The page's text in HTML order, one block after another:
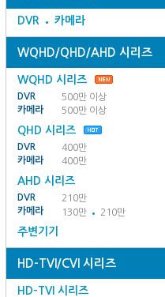
DVR 카메라
WQHD/QHD/AHD 시리즈
WQHD 시리즈
DVR
500만 이상
카메라
500만 이상
QHD 시리즈
DVR
400만
카메라
400만
AHD 시리즈
DVR
210만
카메라
130만 210만
주변기기
HD-TVI/CVI 시리즈
HD-TVI 시리즈